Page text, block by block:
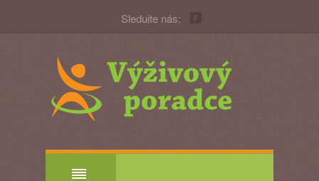
Sledujte nás: